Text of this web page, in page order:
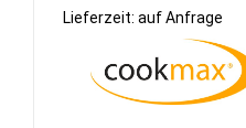
Lieferzeit: auf Anfrage